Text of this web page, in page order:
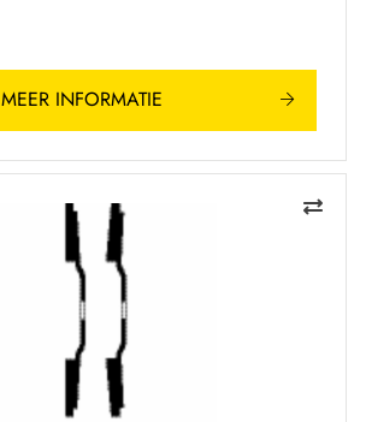
MEER INFORMATIE